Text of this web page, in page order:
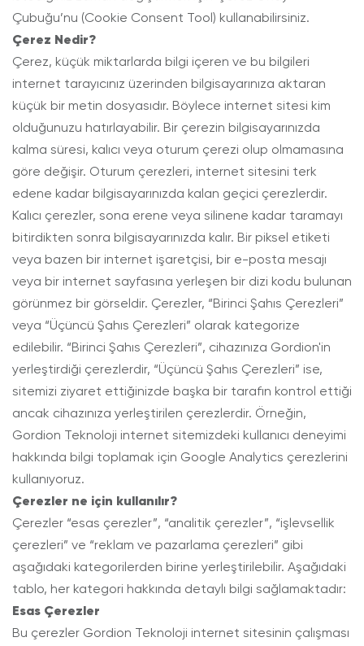
Çubuğu’nu (Cookie Consent Tool) kullanabilirsiniz.
Çerez Nedir?
Çerez, küçük miktarlarda bilgi içeren ve bu bilgileri
internet tarayıcınız üzerinden bilgisayarınıza aktaran
küçük bir metin dosyasıdır. Böylece internet sitesi kim
olduğunuzu hatırlayabilir. Bir çerezin bilgisayarınızda
kalma süresi, kalıcı veya oturum çerezi olup olmamasına
göre değişir. Oturum çerezleri, internet sitesini terk
edene kadar bilgisayarınızda kalan geçici çerezlerdir.
Kalıcı çerezler, sona erene veya silinene kadar taramayı
bitirdikten sonra bilgisayarınızda kalır. Bir piksel etiketi
veya bazen bir internet işaretçisi, bir e-posta mesajı
veya bir internet sayfasına yerleşen bir dizi kodu bulunan
görünmez bir görseldir. Çerezler, “Birinci Şahıs Çerezleri”
veya “Üçüncü Şahıs Çerezleri” olarak kategorize
edilebilir. “Birinci Şahıs Çerezleri”, cihazınıza Gordion'in
yerleştirdiği çerezlerdir, “Üçüncü Şahıs Çerezleri” ise,
sitemizi ziyaret ettiğinizde başka bir tarafın kontrol ettiği
ancak cihazınıza yerleştirilen çerezlerdir. Örneğin,
Gordion Teknoloji internet sitemizdeki kullanıcı deneyimi
hakkında bilgi toplamak için Google Analytics çerezlerini
kullanıyoruz.
Çerezler ne için kullanılır?
Çerezler “esas çerezler”, “analitik çerezler”, “işlevsellik
çerezleri” ve “reklam ve pazarlama çerezleri” gibi
aşağıdaki kategorilerden birine yerleştirilebilir. Aşağıdaki
tablo, her kategori hakkında detaylı bilgi sağlamaktadır:
Esas Çerezler
Bu çerezler Gordion Teknoloji internet sitesinin çalışması